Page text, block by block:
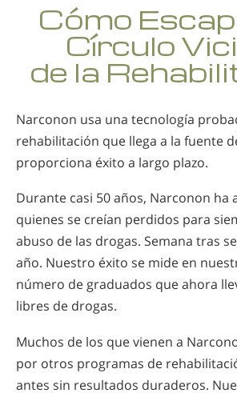
Cómo
Círculo
de la
Narconon usa una tecnología
rehabilitación que llega a la fuente
proporciona éxito a largo plazo.
Durante casi 50 años, Narconon ha
quienes se creían perdidos para
abuso de las drogas. Semana tras
año. Nuestro éxito se mide en
número de graduados que ahora
libres de drogas.
Muchos de los que vienen a
por otros programas de
antes sin resultados duraderos.